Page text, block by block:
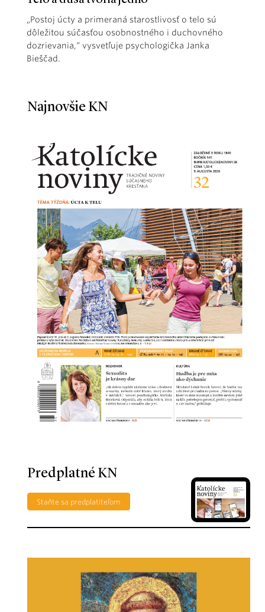
„Postoj úcty a primeraná starostlivosť o telo sú
dôležitou súčasťou osobnostného i duchovného
dozrievania,“ vysvetľuje psychologička Janka
Bieščad.
Najnovšie KN
Predplatné KN
Staňte sa predplatiteľom